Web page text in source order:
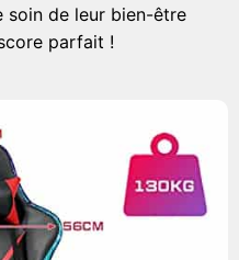
soin de leur bien-être
parfait !